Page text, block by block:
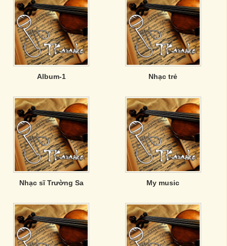
Album-1 Nhạc trẻ
Nhạc sĩ Trường Sa My music